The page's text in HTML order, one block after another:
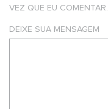
VEZ QUE EU COMENTAR.
DEIXE SUA MENSAGEM